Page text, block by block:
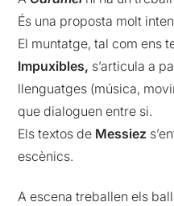
És una proposta molt
El muntatge, tal com ens
Impuxibles, s’articula a
llenguatges (música,
que dialoguen entre si.
Els textos de Messiez
escènics.
A escena treballen els